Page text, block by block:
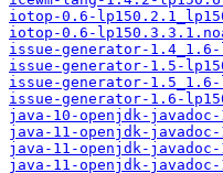
iotop-0.6-
iotop-0.6-
issue-generator-
issue-generator-1.5-
issue-generator-
issue-generator-1.6-
java-10-openjdk-
java-11-openjdk-
java-11-openjdk-
java-11-openjdk-